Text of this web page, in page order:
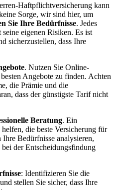
Haftpflichtversicherung kann
Sorge, wir sind hier, um
Sie Ihre Bedürfnisse. Jedes
eigenen Risiken. Es ist
sicherzustellen, dass Ihre
. Nutzen Sie Online-
Angebote zu finden. Achten
die Prämie und die
dass der günstigste Tarif nicht
Beratung. Ein
die beste Versicherung für
Bedürfnisse analysieren,
der Entscheidungsfindung
: Identifizieren Sie die
stellen Sie sicher, dass Ihre